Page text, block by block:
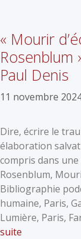
« Mourir
Rosenblum
Paul Denis
11 novembre
Dire, écrire le
élaboration
compris dans une
Rosenblum,
Bibliographie
humaine, Paris,
Lumière, Paris,
suite